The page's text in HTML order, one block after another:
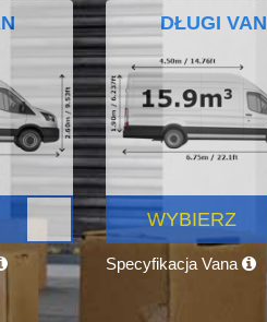
DŁUGI VAN
WYBIERZ
Specyfikacja Vana